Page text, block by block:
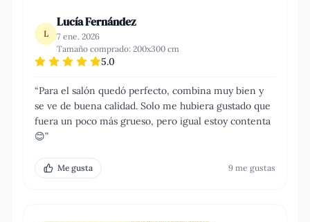
L
Lucía Fernández
7 ene. 2026
Tamaño comprado: 200x300 cm
5.0
“Para el salón quedó perfecto, combina muy bien y
se ve de buena calidad. Solo me hubiera gustado que
fuera un poco más grueso, pero igual estoy contenta
😊”
Me gusta 9 me gustas